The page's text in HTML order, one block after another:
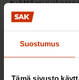
Suostumus
Tämä sivusto
osuuden